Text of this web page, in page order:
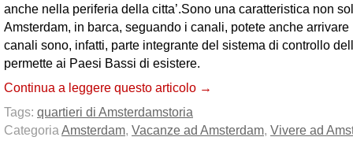
anche nella periferia della citta’.Sono una caratteristica non
Amsterdam, in barca, seguando i canali, potete anche arrivare
canali sono, infatti, parte integrante del sistema di controllo
permette ai Paesi Bassi di esistere.
Continua a leggere questo articolo →
Tags: quartieri di Amsterdamstoria
Categoria Amsterdam, Vacanze ad Amsterdam, Vivere ad